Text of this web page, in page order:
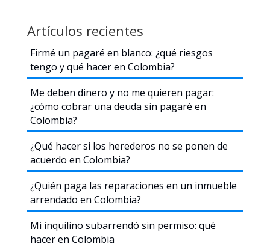
Colombia?
Artículos recientes
Firmé un pagaré en blanco: ¿qué riesgos
tengo y qué hacer en Colombia?
Me deben dinero y no me quieren pagar:
¿cómo cobrar una deuda sin pagaré en
Colombia?
¿Qué hacer si los herederos no se ponen de
acuerdo en Colombia?
¿Quién paga las reparaciones en un inmueble
arrendado en Colombia?
Mi inquilino subarrendó sin permiso: qué
hacer en Colombia